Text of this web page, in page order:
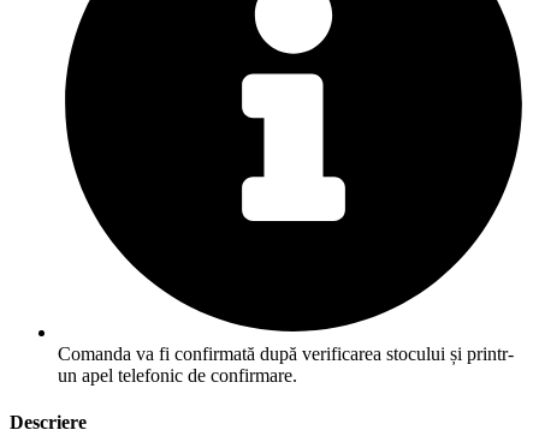
Comanda va fi confirmată după verificarea stocului și printr-
un apel telefonic de confirmare.
Descriere